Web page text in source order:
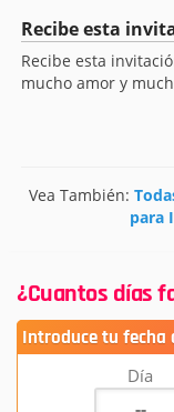
Recibe esta
Recibe esta
mucho amor y
Vea También:
para
¿Cuantos días
Introduce tu fecha
Día